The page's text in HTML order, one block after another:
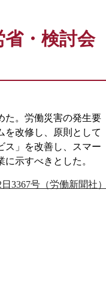
・検討会
た。労働災害の発生要
を改修し、原則として
ス」を改善し、スマー
示すべきとした。
3367号（労働新聞社）